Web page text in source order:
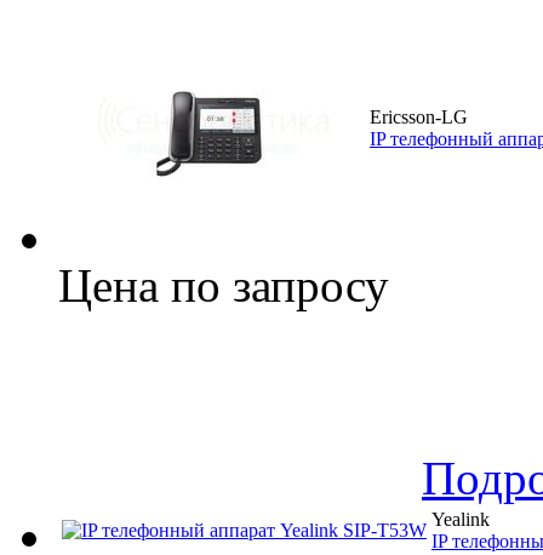
Ericsson-LG
IP телефонный
Цена по запросу
Yealink
IP